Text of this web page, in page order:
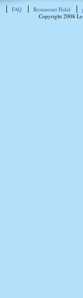
FAQ Restaurant Halal
Copyright 2008